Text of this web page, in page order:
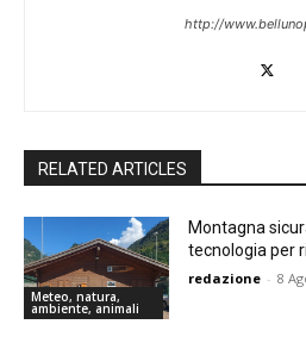
http://
RELATED ARTICLES
Meteo, natura,
ambiente, animali
Montagna
tecnologia per
redazione - 8